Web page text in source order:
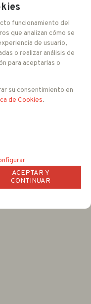
humedad. (
+ 45 º C
mm.
funcionamiento del
que analizan cómo se
de usuario,
o realizar análisis de
para aceptarlas o
su consentimiento en
de Cookies.
ACEPTAR Y
CONTINUAR